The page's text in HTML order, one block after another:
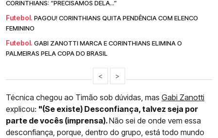
CORINTHIANS: “PRECISAMOS DELA...”
Futebol. PAGOU! CORINTHIANS QUITA PENDÊNCIA COM ELENCO
FEMININO
Futebol. GABI ZANOTTI MARCA E CORINTHIANS ELIMINA O
PALMEIRAS PELA COPA DO BRASIL
< >
Técnica chegou ao Timão sob dúvidas, mas Gabi Zanotti
explicou: "(Se existe) Desconfiança, talvez seja por
parte de vocês (imprensa).Não sei de onde vem essa
desconfiança, porque, dentro do grupo, está todo mundo